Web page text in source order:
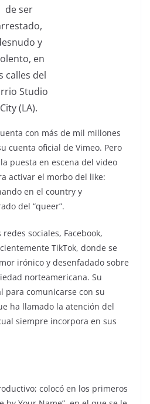
de ser
y
en
calles del
Studio
City (LA).
con más de mil millones
cuenta oficial de Vimeo. Pero
puesta en escena del video
activar el morbo del like:
en el country y
del “queer”.
sociales, Facebook,
TikTok, donde se
irónico y desenfadado sobre
norteamericana. Su
para comunicarse con su
ha llamado la atención del
siempre incorpora en sus
colocó en los primeros